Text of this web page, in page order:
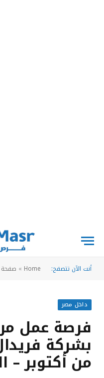
أنت الآن تتصفح: Home
» صفحة
داخل مصر
فرصة عمل
بشركة
من أكتوبر –